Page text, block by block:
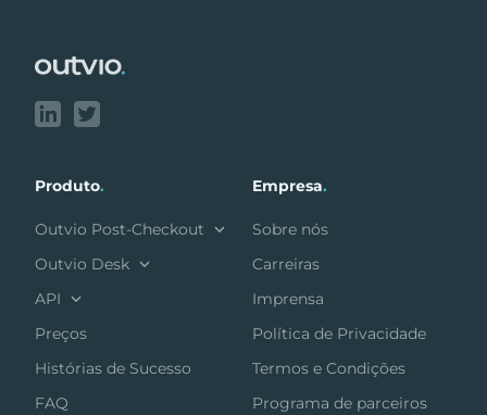
Produto.
Outvio Post-Checkout
Outvio Desk
API
Preços
Histórias de Sucesso
FAQ
Empresa.
Sobre nós
Carreiras
Imprensa
Política de Privacidade
Termos e Condições
Programa de parceiros